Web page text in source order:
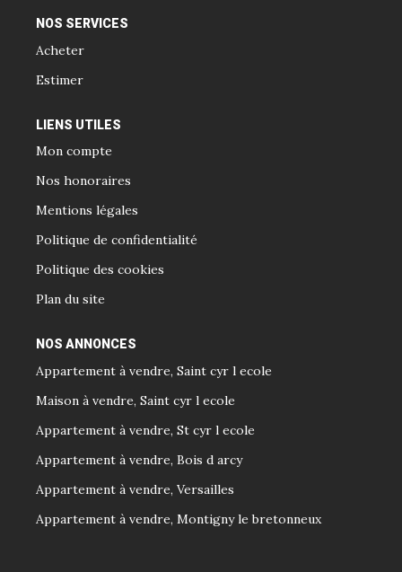
NOS SERVICES
Acheter
Estimer
LIENS UTILES
Mon compte
Nos honoraires
Mentions légales
Politique de confidentialité
Politique des cookies
Plan du site
NOS ANNONCES
Appartement à vendre, Saint cyr l ecole
Maison à vendre, Saint cyr l ecole
Appartement à vendre, St cyr l ecole
Appartement à vendre, Bois d arcy
Appartement à vendre, Versailles
Appartement à vendre, Montigny le bretonneux